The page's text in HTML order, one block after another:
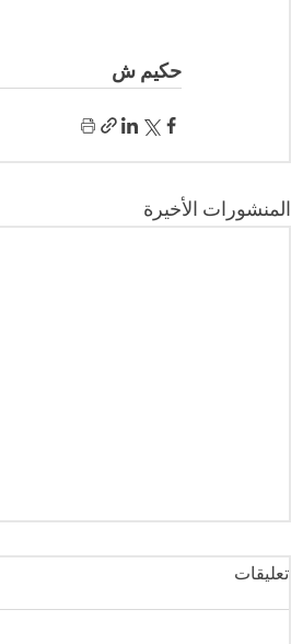
حكيم ش
المنشورات الأخيرة
تعليقات